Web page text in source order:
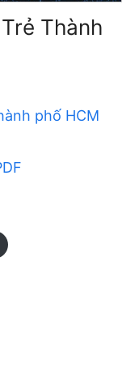
Thành
phố HCM